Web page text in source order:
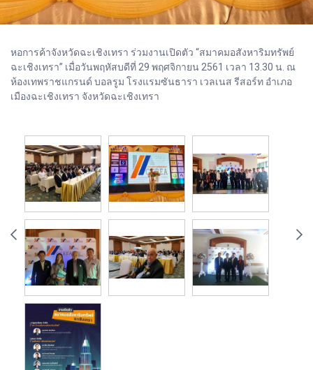
หอการค้าจังหวัดฉะเชิงเทรา ร่วมงานเปิดตัว “สมาคมอสังหาริมทรัพย์
ฉะเชิงเทรา” เมื่อวันพฤหัสบดีที่ 29 พฤศจิกายน 2561 เวลา 13.30 น. ณ
ห้องเทพราชแกรนด์ บอลรูม โรงแรมซันธารา เวลเนส รีสอร์ท อำเภอ
เมืองฉะเชิงเทรา จังหวัดฉะเชิงเทรา